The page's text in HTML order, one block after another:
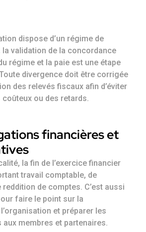
dispose d’un régime de
validation de la concordance
régime et la paie est une étape
divergence doit être corrigée
des relevés fiscaux afin d’éviter
ou des retards.
financières et
la fin de l’exercice financier
travail comptable, de
de comptes. C’est aussi
faire le point sur la
et préparer les
membres et partenaires.